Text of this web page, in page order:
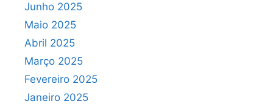
Junho 2025
Maio 2025
Abril 2025
Março 2025
Fevereiro 2025
Janeiro 2025